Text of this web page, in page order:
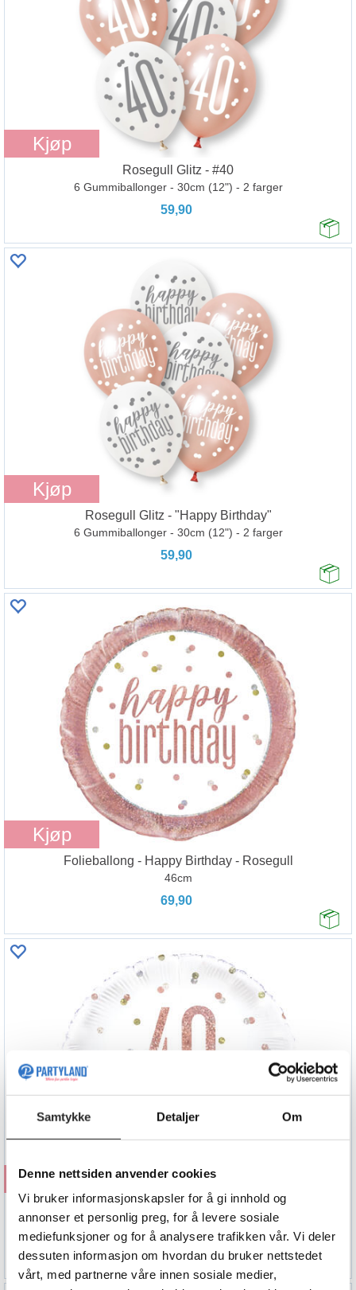
Samtykke Detaljer Om
Denne nettsiden anvender cookies
Vi bruker informasjonskapsler for å gi innhold og
annonser et personlig preg, for å levere sosiale
mediefunksjoner og for å analysere trafikken vår. Vi deler
dessuten informasjon om hvordan du bruker nettstedet
vårt, med partnerne våre innen sosiale medier,
Kjøp
Rosegull Glitz - #40
6 Gummiballonger - 30cm (12") - 2 farger
59,90
Kjøp
Rosegull Glitz - "Happy Birthday"
6 Gummiballonger - 30cm (12") - 2 farger
59,90
Kjøp
Folieballong - Happy Birthday - Rosegull
46cm
69,90
Kjøp
Rosegull Glitz - #40
1 Folieballong - 46cm(18")
69,90